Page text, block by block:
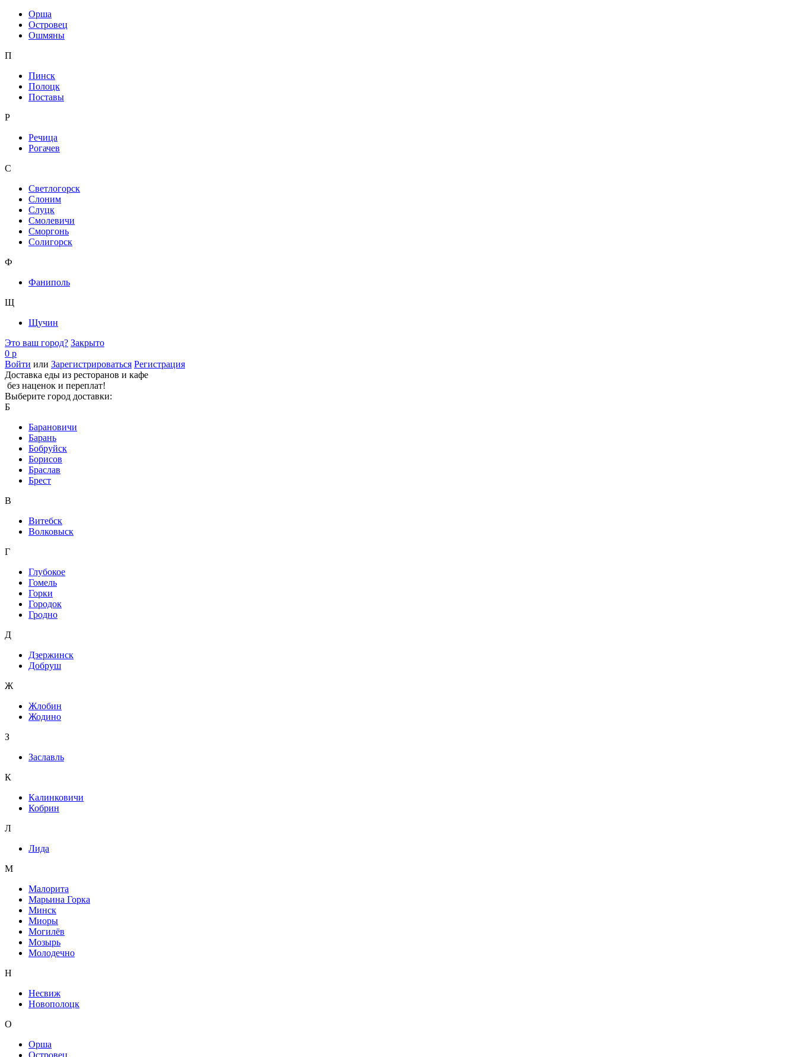
Орша
Островец
Ошмяны
П
Пинск
Полоцк
Поставы
Р
Речица
Рогачев
С
Светлогорск
Слоним
Слуцк
Смолевичи
Сморгонь
Солигорск
Ф
Фаниполь
Щ
Щучин
Это ваш город? Закрыто
0 р
Войти или Зарегистрироваться Регистрация
Доставка еды из ресторанов и кафе
без наценок и переплат!
Выберите город доставки:
Б
Барановичи
Барань
Бобруйск
Борисов
Браслав
Брест
В
Витебск
Волковыск
Г
Глубокое
Гомель
Горки
Городок
Гродно
Д
Дзержинск
Добруш
Ж
Жлобин
Жодино
З
Заславль
К
Калинковичи
Кобрин
Л
Лида
М
Малорита
Марьина Горка
Минск
Миоры
Могилёв
Мозырь
Молодечно
Н
Несвиж
Новополоцк
О
Орша
Островец